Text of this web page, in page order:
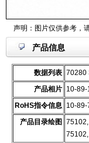
声明：图片仅供参考，
产品信息
数据列表 70280
产品相片 10-89-
RoHS指令信息 10-89-
产品目录绘图